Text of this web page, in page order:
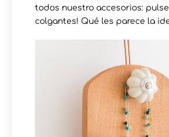
todos nuestro accesorios:
colgantes! Qué les parece la